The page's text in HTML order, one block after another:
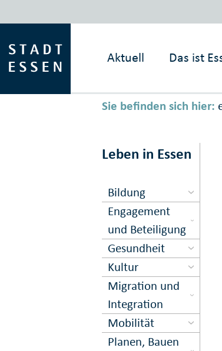
Aktuell Das ist
Sie befinden sich hier:
Leben in Essen
Bildung
Engagement
und Beteiligung
Gesundheit
Kultur
Migration und
Inte­gration
Mobilität
Planen, Bauen